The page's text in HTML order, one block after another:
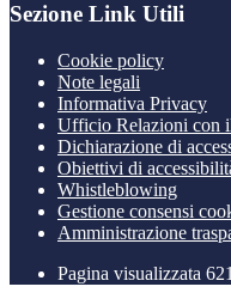
Sezione Link Utili
Cookie policy
Note legali
Informativa Privacy
Ufficio Relazioni con
Dichiarazione di
Obiettivi di
Whistleblowing
Gestione consensi
Amministrazione
Pagina visualizzata 621